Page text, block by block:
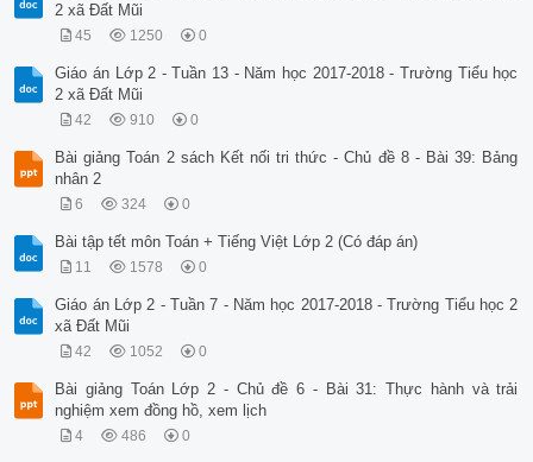
2 xã Đất Mũi
45 1250 0
Giáo án Lớp 2 - Tuần 13 - Năm học 2017-2018 - Trường Tiểu học
2 xã Đất Mũi
42 910 0
Bài giảng Toán 2 sách Kết nối tri thức - Chủ đề 8 - Bài 39: Bảng
nhân 2
6 324 0
Bài tập tết môn Toán + Tiếng Việt Lớp 2 (Có đáp án)
11 1578 0
Giáo án Lớp 2 - Tuần 7 - Năm học 2017-2018 - Trường Tiểu học 2
xã Đất Mũi
42 1052 0
Bài giảng Toán Lớp 2 - Chủ đề 6 - Bài 31: Thực hành và trải
nghiệm xem đồng hồ, xem lịch
4 486 0